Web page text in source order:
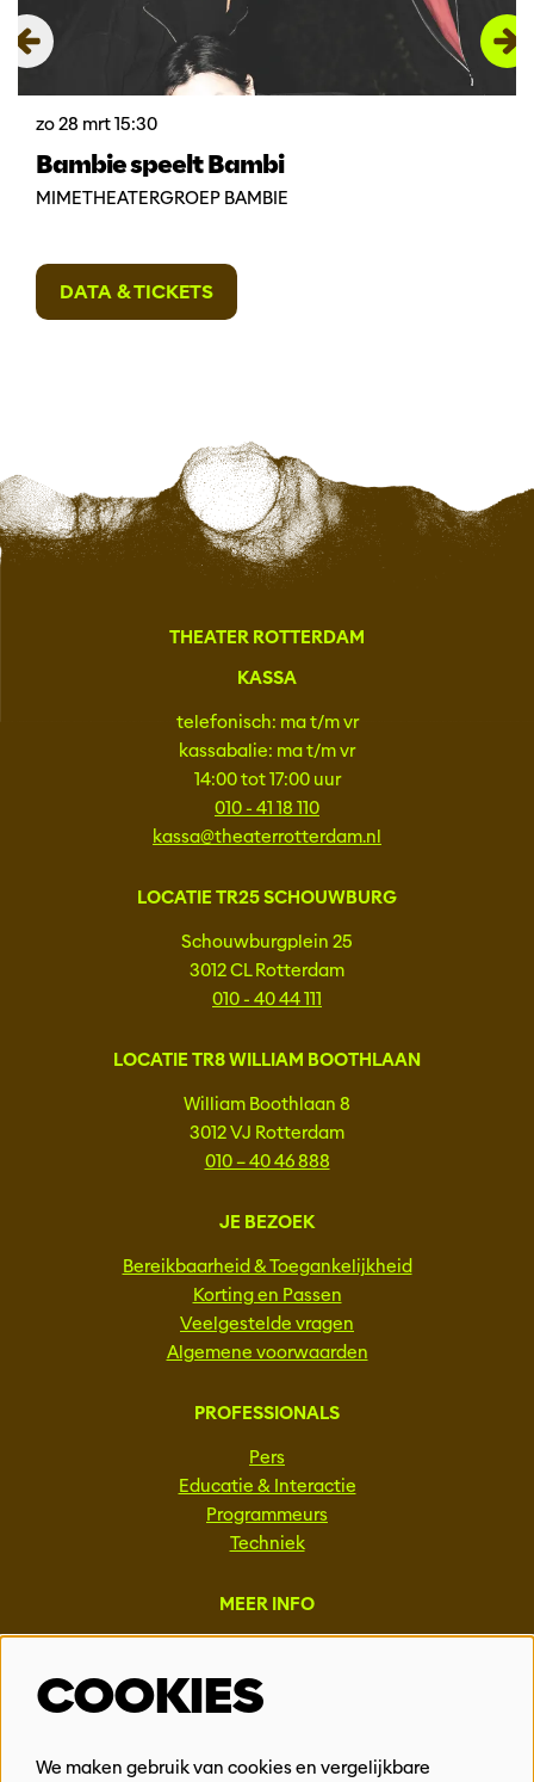
Bambie speelt Bambi
MIMETHEATERGROEP BAMBIE
zo 28 mrt15:30
DATA & TICKETS
THEATER ROTTERDAM
KASSA
telefonisch: ma t/m vr
kassabalie: ma t/m vr
14:00 tot 17:00 uur
010 - 41 18 110
kassa@theaterrotterdam.nl
LOCATIE TR25 SCHOUWBURG
Schouwburgplein 25
3012 CL Rotterdam
010 - 40 44 111
LOCATIE TR8 WILLIAM BOOTHLAAN
William Boothlaan 8
3012 VJ Rotterdam
010 – 40 46 888
JE BEZOEK
Bereikbaarheid & Toegankelijkheid
Korting en Passen
Veelgestelde vragen
Algemene voorwaarden
PROFESSIONALS
Pers
Educatie & Interactie
Programmeurs
Techniek
MEER INFO
Vacatures
Events & Partnerships
COOKIES
We maken gebruik van cookies en vergelijkbare